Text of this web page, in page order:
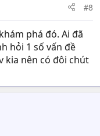
#8
phá đó. Ai đã
hỏi 1 số vấn đề
kia nên có đôi chút